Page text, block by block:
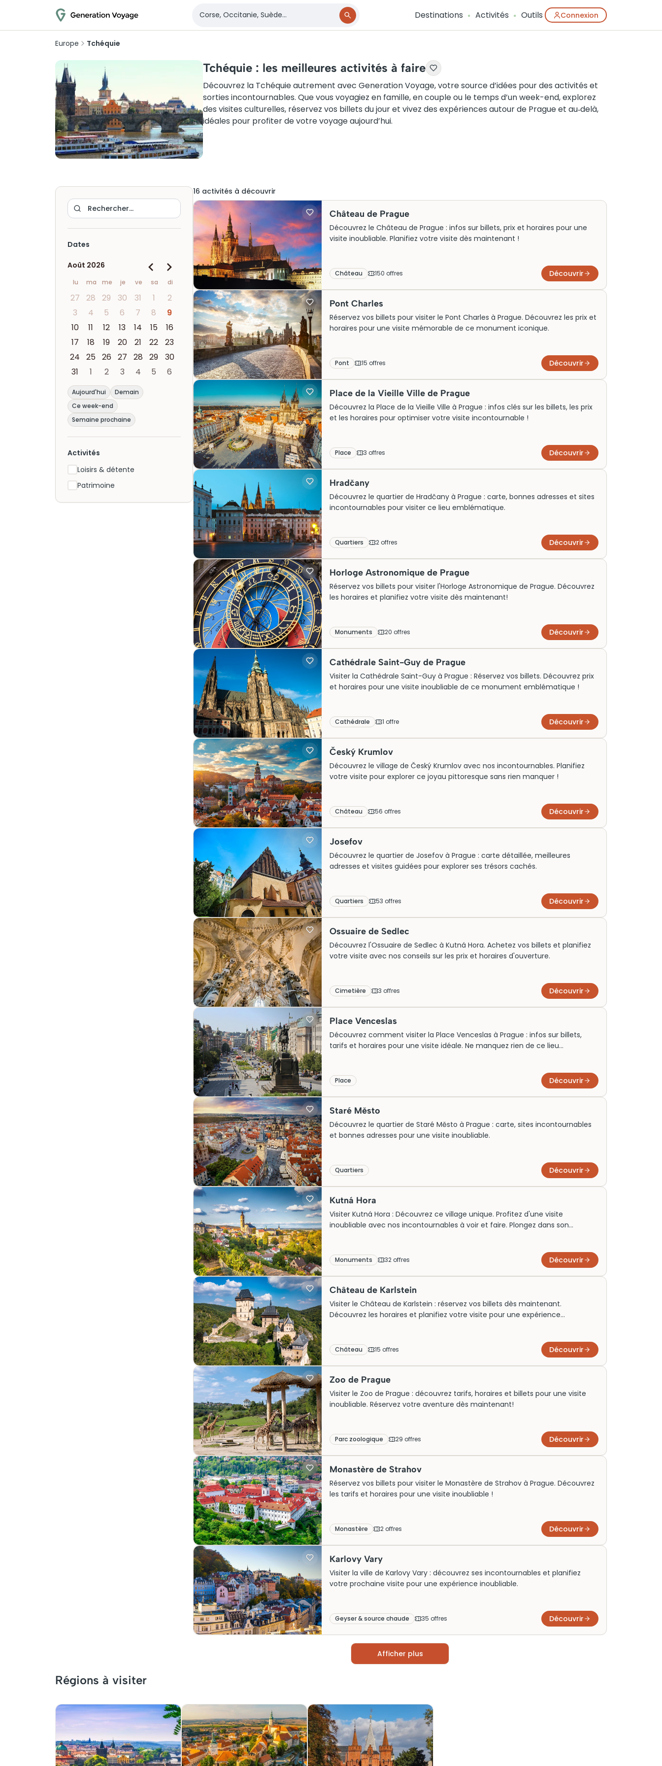
Destinations Activités Outils Connexion
Europe Tchéquie
Tchéquie : les meilleures activités à faire
Découvrez la Tchéquie autrement avec Generation Voyage, votre source d’idées pour des activités et
sorties incontournables. Que vous voyagiez en famille, en couple ou le temps d’un week-end, explorez
des visites culturelles, réservez vos billets du jour et vivez des expériences autour de Prague et au‑delà,
idéales pour profiter de votre voyage aujourd’hui.
Dates
Août 2026
lu ma me je ve sa di
27 28 29 30 31 1
2
3
4 5 6 7 8
9
10
11 12 13 14 15
16
17
18 19 20 21 22
23
24
25 26 27 28 29
30
31
1 2 3 4 5 6
Aujourd'hui
Demain
Ce week-end
Semaine prochaine
Activités
Loisirs & détente
Patrimoine
16 activités à découvrir
Château de Prague
Découvrez le Château de Prague : infos sur billets, prix et horaires pour une
visite inoubliable. Planifiez votre visite dès maintenant !
Château 150 offres Découvrir
Pont Charles
Réservez vos billets pour visiter le Pont Charles à Prague. Découvrez les prix et
horaires pour une visite mémorable de ce monument iconique.
Pont 15 offres Découvrir
Place de la Vieille Ville de Prague
Découvrez la Place de la Vieille Ville à Prague : infos clés sur les billets, les prix
et les horaires pour optimiser votre visite incontournable !
Place 3 offres Découvrir
Hradčany
Découvrez le quartier de Hradčany à Prague : carte, bonnes adresses et sites
incontournables pour visiter ce lieu emblématique.
Quartiers 2 offres Découvrir
Horloge Astronomique de Prague
Réservez vos billets pour visiter l'Horloge Astronomique de Prague. Découvrez
les horaires et planifiez votre visite dès maintenant!
Monuments 20 offres Découvrir
Cathédrale Saint-Guy de Prague
Visiter la Cathédrale Saint-Guy à Prague : Réservez vos billets. Découvrez prix
et horaires pour une visite inoubliable de ce monument emblématique !
Cathédrale 1 offre Découvrir
Český Krumlov
Découvrez le village de Český Krumlov avec nos incontournables. Planifiez
votre visite pour explorer ce joyau pittoresque sans rien manquer !
Château 56 offres Découvrir
Josefov
Découvrez le quartier de Josefov à Prague : carte détaillée, meilleures
adresses et visites guidées pour explorer ses trésors cachés.
Quartiers 53 offres Découvrir
Ossuaire de Sedlec
Découvrez l'Ossuaire de Sedlec à Kutná Hora. Achetez vos billets et planifiez
votre visite avec nos conseils sur les prix et horaires d'ouverture.
Cimetière 3 offres Découvrir
Place Venceslas
Découvrez comment visiter la Place Venceslas à Prague : infos sur billets,
tarifs et horaires pour une visite idéale. Ne manquez rien de ce lieu
Place Découvrir
Staré Město
Découvrez le quartier de Staré Město à Prague : carte, sites incontournables
et bonnes adresses pour une visite inoubliable.
Quartiers Découvrir
Kutná Hora
Visiter Kutná Hora : Découvrez ce village unique. Profitez d'une visite
inoubliable avec nos incontournables à voir et faire. Plongez dans son
Monuments 32 offres Découvrir
Château de Karlstein
Visiter le Château de Karlstein : réservez vos billets dès maintenant.
Découvrez les horaires et planifiez votre visite pour une expérience
Château 15 offres Découvrir
Zoo de Prague
Visiter le Zoo de Prague : découvrez tarifs, horaires et billets pour une visite
inoubliable. Réservez votre aventure dès maintenant!
Parc zoologique 29 offres Découvrir
Monastère de Strahov
Réservez vos billets pour visiter le Monastère de Strahov à Prague. Découvrez
les tarifs et horaires pour une visite inoubliable !
Monastère 2 offres Découvrir
Karlovy Vary
Visiter la ville de Karlovy Vary : découvrez ses incontournables et planifiez
votre prochaine visite pour une expérience inoubliable.
Geyser & source chaude 35 offres Découvrir
Afficher plus
Régions à visiter